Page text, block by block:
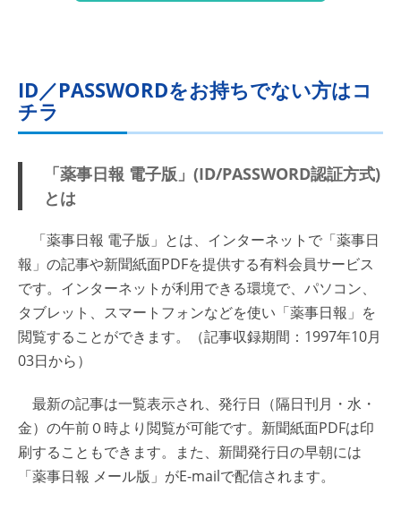
ID／PASSWORDをお持ちでない方はコ
チラ
「薬事日報 電子版」(ID/PASSWORD認証方式)
とは
「薬事日報 電子版」とは、インターネットで「薬事日
報」の記事や新聞紙面PDFを提供する有料会員サービス
です。インターネットが利用できる環境で、パソコン、
タブレット、スマートフォンなどを使い「薬事日報」を
閲覧することができます。（記事収録期間：1997年10月
03日から）
最新の記事は一覧表示され、発行日（隔日刊月・水・
金）の午前０時より閲覧が可能です。新聞紙面PDFは印
刷することもできます。また、新聞発行日の早朝には
「薬事日報 メール版」がE-mailで配信されます。